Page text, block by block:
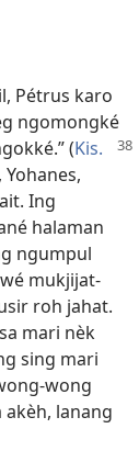
Pétrus karo
ngomongké
(Kis.
Ing
halaman
ngumpul
mukjijat-
roh jahat.
mari nèk
sing mari
wong
lanang